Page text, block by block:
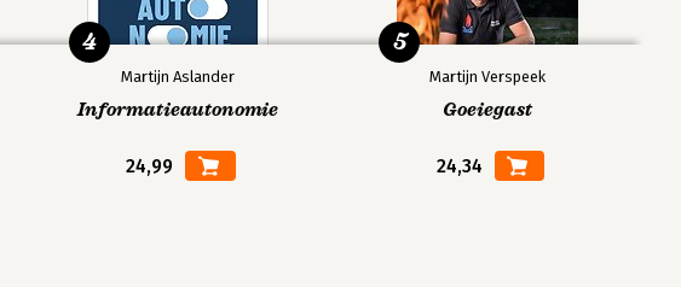
Martijn Aslander
Informatieautonomie
24,99
4
Martijn Verspeek
Goeiegast
24,34
5